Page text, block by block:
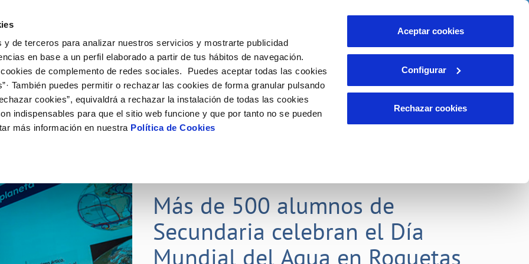
y de terceros para analizar nuestros servicios y mostrarte publicidad
en base a un perfil elaborado a partir de tus hábitos de navegación.
de complemento de redes sociales. Puedes aceptar todas las cookies
También puedes permitir o rechazar las cookies de forma granular pulsando
cookies”, equivaldrá a rechazar la instalación de todas las cookies
indispensables para que el sitio web funcione y que por tanto no se pueden
más información en nuestra Política de Cookies
Aceptar cookies
Configurar
Rechazar cookies
de titular
de suministro
obras
MODIFICACIÓN DE DATOS
Actualizar datos bancarios
Actualizar datos de domicilio
INCIDENCIAS
Comunica anomalías o posibles
VER TODAS LAS GESTIONES
Tu Servicio
AL CLIENTE
contacto
y afectaciones
e impresos
COMPROMISO DE SERVICIO
Carta de compromisos
Customer Counsel (Defensa del cliente)
Tu Agua
del agua
CUIDADOS DEL AGUA
Consejos de ahorro
Medidas contra la sequía
Conócenos
DE GESTIÓN Y CERTIFICADOS
CONTRATACIÓN
Licitaciones en curso
EMPLEO
Nuestros compromisos
Más de 500 alumnos de
Secundaria celebran el Día
Mundial del Agua en Roquetas